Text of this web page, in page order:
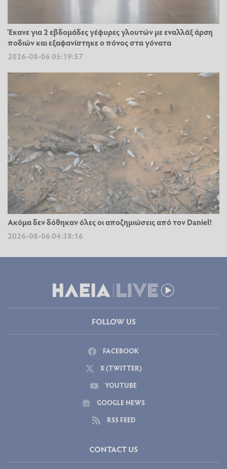
Έκανε για 2 εβδομάδες γέφυρες γλουτών με εναλλάξ άρση
ποδιών και εξαφανίστηκε ο πόνος στα γόνατα
2026-08-06 05:19:57
Ακόμα δεν δόθηκαν όλες οι αποζημιώσεις από τον Daniel!
2026-08-06 04:38:16
FOLLOW US
FACEBOOK
X (TWITTER)
YOUTUBE
GOOGLE NEWS
RSS FEED
CONTACT US